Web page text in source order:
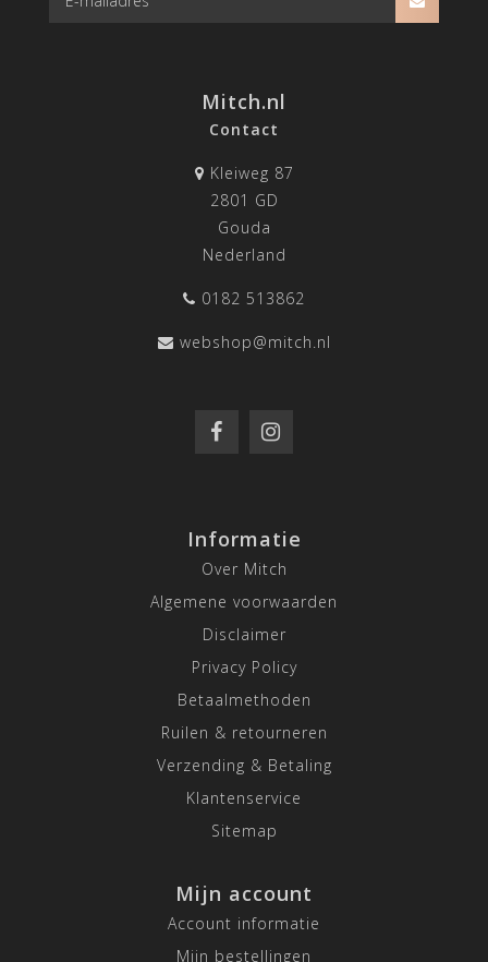
Mitch.nl
Contact
Kleiweg 87
2801 GD
Gouda
Nederland
0182 513862
webshop@mitch.nl
Informatie
Over Mitch
Algemene voorwaarden
Disclaimer
Privacy Policy
Betaalmethoden
Ruilen & retourneren
Verzending & Betaling
Klantenservice
Sitemap
Mijn account
Account informatie
Mijn bestellingen